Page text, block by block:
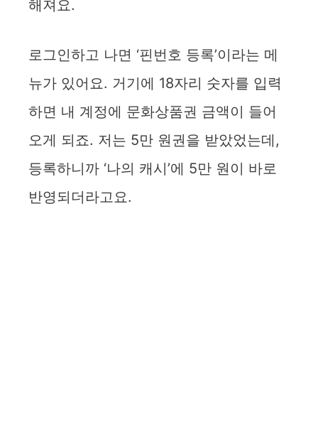
해져요.
로그인하고 나면 ‘핀번호 등록’이라는 메
뉴가 있어요. 거기에 18자리 숫자를 입력
하면 내 계정에 문화상품권 금액이 들어
오게 되죠. 저는 5만 원권을 받았었는데,
등록하니까 ‘나의 캐시’에 5만 원이 바로
반영되더라고요.